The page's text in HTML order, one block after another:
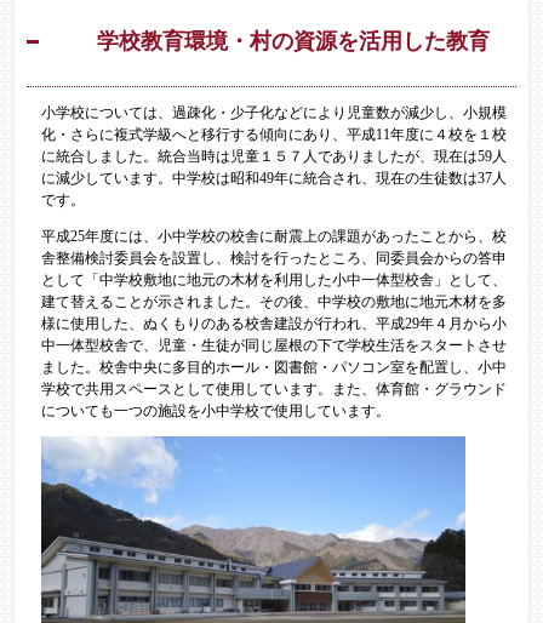
学校教育環境・村の資源を活用した教育
小学校については、過疎化・少子化などにより児童数が減少し、小規模
化・さらに複式学級へと移行する傾向にあり、平成11年度に４校を１校
に統合しました。統合当時は児童１５７人でありましたが、現在は59人
に減少しています。中学校は昭和49年に統合され、現在の生徒数は37人
です。
平成25年度には、小中学校の校舎に耐震上の課題があったことから、校
舎整備検討委員会を設置し、検討を行ったところ、同委員会からの答申
として「中学校敷地に地元の木材を利用した小中一体型校舎」として、
建て替えることが示されました。その後、中学校の敷地に地元木材を多
様に使用した、ぬくもりのある校舎建設が行われ、平成29年４月から小
中一体型校舎で、児童・生徒が同じ屋根の下で学校生活をスタートさせ
ました。校舎中央に多目的ホール・図書館・パソコン室を配置し、小中
学校で共用スペースとして使用しています。また、体育館・グラウンド
についても一つの施設を小中学校で使用しています。